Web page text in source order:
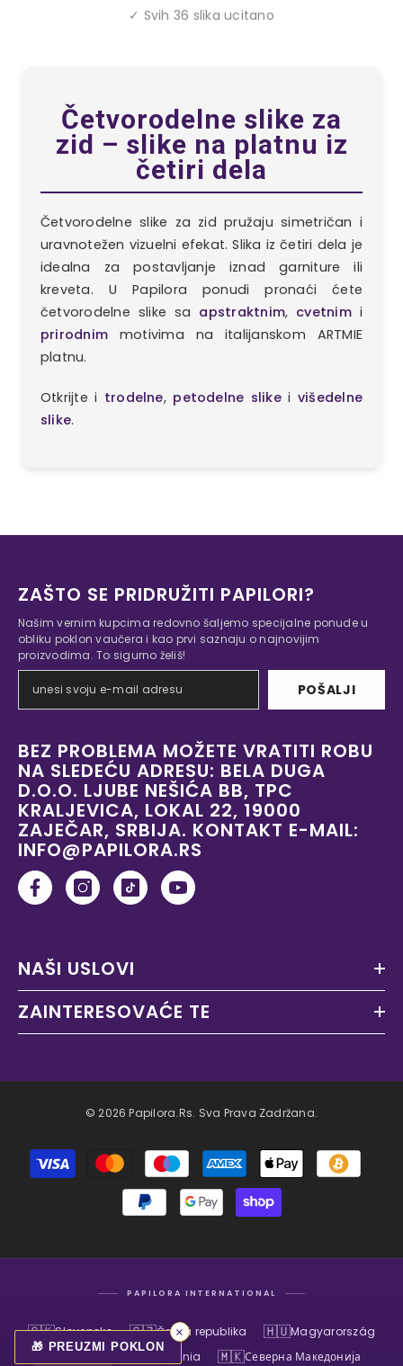
✓ Svih 36 slika ucitano
Četvorodelne slike za
zid – slike na platnu iz
četiri dela
Četvorodelne slike za zid pružaju simetričan i
uravnotežen vizuelni efekat. Slika iz četiri dela je
idealna za postavljanje iznad garniture ili
kreveta. U Papilora ponudi pronaći ćete
četvorodelne slike sa apstraktnim, cvetnimi
prirodnim motivima na italijanskom ARTMIE
platnu.
Otkrijte i trodelne, petodelne slikei višedelne
slike.
ZAŠTO SE PRIDRUŽITI PAPILORI?
Našim vernim kupcima redovno šaljemo specijalne ponude u
obliku poklon vaučera i kao prvi saznaju o najnovijim
proizvodima. To sigurno želiš!
POŠALJI
BEZ PROBLEMA MOŽETE VRATITI ROBU
NA SLEDEĆU ADRESU: BELA DUGA
D.O.O. LJUBE NEŠIĆA BB, TPC
KRALJEVICA, LOKAL 22, 19000
ZAJEČAR, SRBIJA. KONTAKT E-MAIL:
INFO@PAPILORA.RS
NAŠI USLOVI
ZAINTERESOVAĆE TE
© 2026 Papilora.rs. Sva Prava Zadržana.
Načini
plaćanja
PAPILORA INTERNATIONAL
🇸🇰Slovensko 🇨🇿Česká republika 🇭🇺Magyarország
🇷🇸 🇷🇴 România 🇲🇰Северна Македонија
🎁 PREUZMI POKLON
×